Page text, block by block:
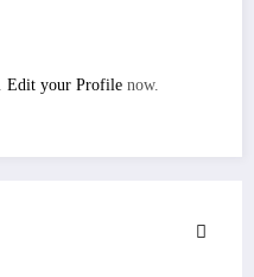
Edit your Profile now.